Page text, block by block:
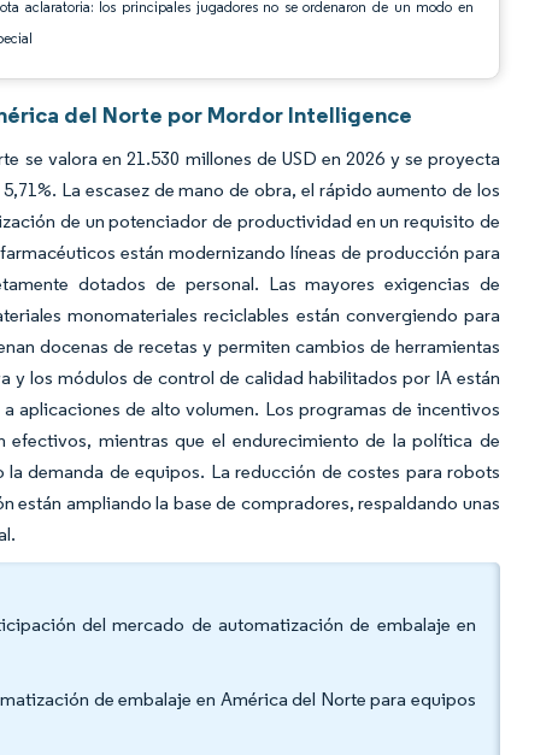
aclaratoria: los principales jugadores no se ordenaron de un modo en
del Norte por Mordor Intelligence
se valora en 21.530 millones de USD en 2026 y se proyecta
La escasez de mano de obra, el rápido aumento de los
de un potenciador de productividad en un requisito de
están modernizando líneas de producción para
dotados de personal. Las mayores exigencias de
monomateriales reciclables están convergiendo para
docenas de recetas y permiten cambios de herramientas
y los módulos de control de calidad habilitados por IA están
aplicaciones de alto volumen. Los programas de incentivos
mientras que el endurecimiento de la política de
demanda de equipos. La reducción de costes para robots
ampliando la base de compradores, respaldando unas
del mercado de automatización de embalaje en
de embalaje en América del Norte para equipos